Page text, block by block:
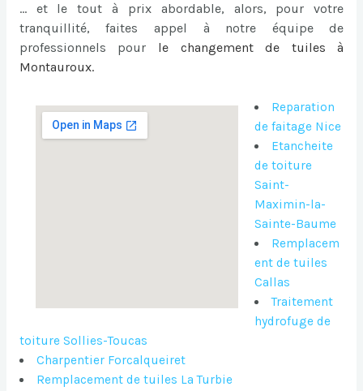
… et le tout à prix abordable, alors, pour votre
tranquillité, faites appel à notre équipe de
professionnels pour le changement de tuiles à
Montauroux.
Reparation
de faitage Nice
Etancheite
de toiture
Saint-
Maximin-la-
Sainte-Baume
Remplacem
ent de tuiles
Callas
Traitement
hydrofuge de
toiture Sollies-Toucas
Charpentier Forcalqueiret
Remplacement de tuiles La Turbie